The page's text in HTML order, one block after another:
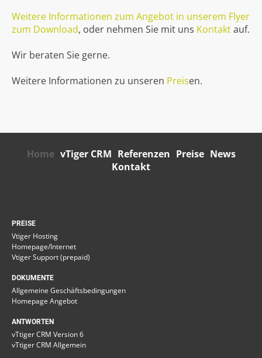
Weitere Informationen zum Angebot in unserem Flyer
zum Download, oder nehmen Sie mit uns Kontaktauf.
Wir beraten Sie gerne.
Weitere Informationen zu unseren Preisen.
Home vTiger CRM Referenzen Preise News
Kontakt
PREISE
Vtiger Hosting
Homepage/Internet
Vtiger Support (prepaid)
DOKUMENTE
Allgemeine Geschäftsbedingungen
Homepage Angebot
ANTWORTEN
vTtiger CRM Version 6
vTtiger CRM Allgemein